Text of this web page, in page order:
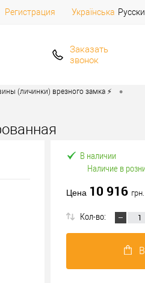
Регистрация Українська
Заказать
звонок
(личинки) врезного замка ⚡️ •
В наличии
Наличие в
Цена 10 916 грн.
Кол-во: